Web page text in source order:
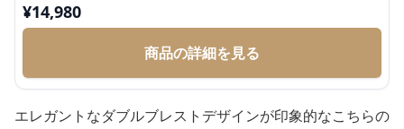
¥14,980
商品の詳細を見る
エレガントなダブルブレストデザインが印象的なこちらの